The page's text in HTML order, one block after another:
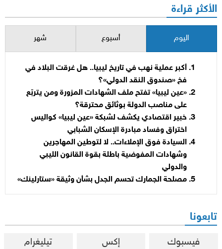
الأكثر قراءة
اليوم أسبوع شهر
أكبر عملية نهب في تاريخ ليبيا.. هل غرقت البلاد في
فخ «صندوق النقد الدولي»؟
«عين ليبيا» تفتح ملف الشهادات المزورة ومن يتربّع
على مناصب الدولة بوثائق محترقة؟
خبير اقتصادي يكشف لشبكة «عين ليبيا» كواليس
اختراق وفساد مبادرة الإسكان الشبابي
السيادة فوق الإملاءات.. لا لتوطين المهاجرين
وشهادات المفوضية باطلة بقوة القانون الليبي
والدولي
مصلحة الجمارك تحسم الجدل بشأن وثيقة «ستارلينك»
تابعونا
فيسبوك إكس تيليغرام